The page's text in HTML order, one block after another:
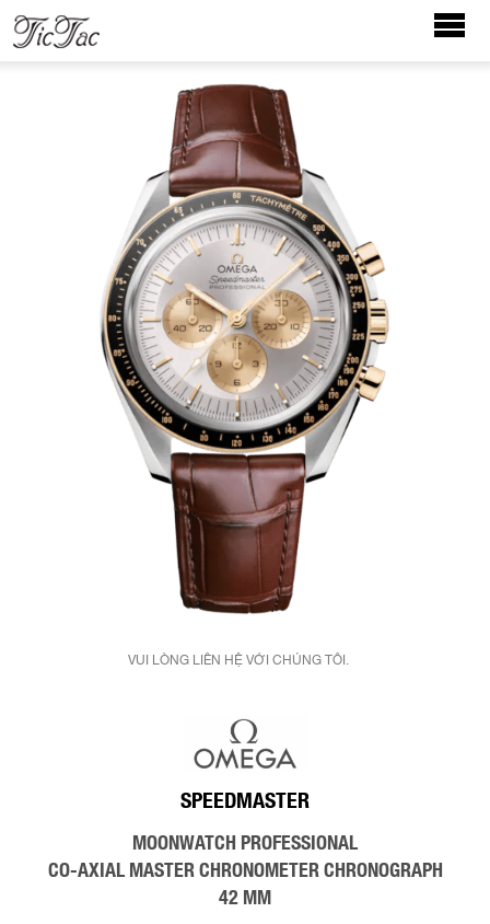
VUI LÒNG LIÊN HỆ VỚI CHÚNG TÔI.
SPEEDMASTER
MOONWATCH PROFESSIONAL
CO‑AXIAL MASTER CHRONOMETER CHRONOGRAPH
42 MM